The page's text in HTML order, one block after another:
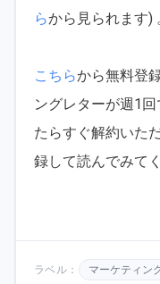
らから見られます)
こちらから無料登
ングレターが週1
たらすぐ解約いた
録して読んでみて
ラベル： マーケティン